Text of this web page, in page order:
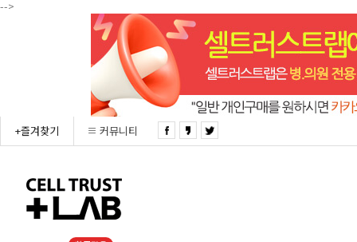
-->
+즐겨찾기 커뮤니티